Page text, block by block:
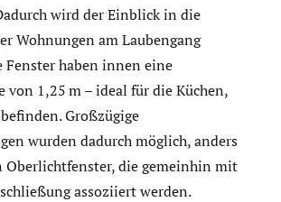
wird der Einblick in die
Wohnungen am Laubengang
haben innen eine
von 1,25 m – ideal für die Küchen,
Großzügige
wurden dadurch möglich, anders
Oberlichtfenster, die gemeinhin mit
assoziiert werden.